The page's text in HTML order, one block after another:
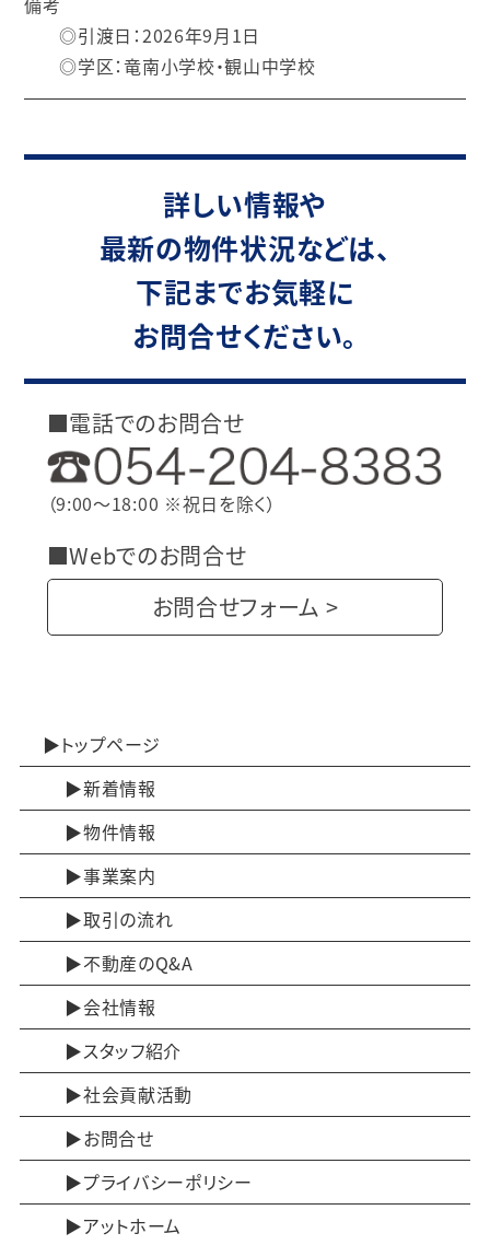
◎引渡日：2026年9月1日
◎学区：竜南小学校・観山中学校
詳しい情報や
最新の物件状況などは、
下記までお気軽に
お問合せください。
■電話でのお問合せ
（9:00〜18:00 ※祝日を除く）
■Webでのお問合せ
お問合せフォーム >
トップページ
新着情報
物件情報
事業案内
取引の流れ
不動産のQ&A
会社情報
スタッフ紹介
社会貢献活動
お問合せ
プライバシーポリシー
アットホーム